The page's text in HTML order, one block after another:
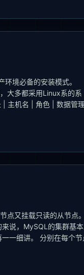
境必备的安装模式。
大多都采用Linux系的系
| 主机名 | 角色 | 数据管
点又挂载只读的从节点
说，MySQL的集群基
一细讲。 分别在每个节